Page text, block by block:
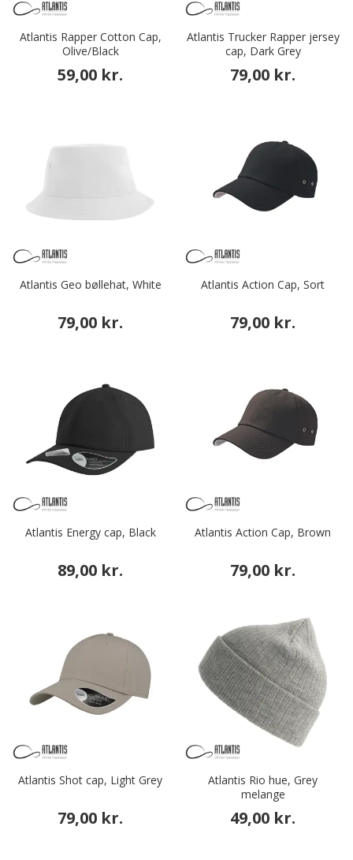
Atlantis Rapper Cotton Cap,
Olive/Black
59,00 kr.
Atlantis Trucker Rapper jersey
cap, Dark Grey
79,00 kr.
Atlantis Geo bøllehat, White
79,00 kr.
Atlantis Action Cap, Sort
79,00 kr.
Atlantis Energy cap, Black
89,00 kr.
Atlantis Action Cap, Brown
79,00 kr.
Atlantis Shot cap, Light Grey
79,00 kr.
Atlantis Rio hue, Grey
melange
49,00 kr.